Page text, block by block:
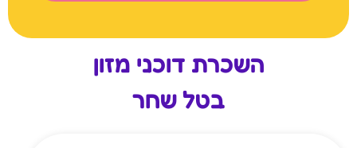
השכרת דוכני מזון
בטל שחר